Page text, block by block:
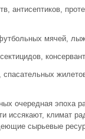
антисептиков,
мячей,
очередная эпоха
иссякают, климат
сырьевые